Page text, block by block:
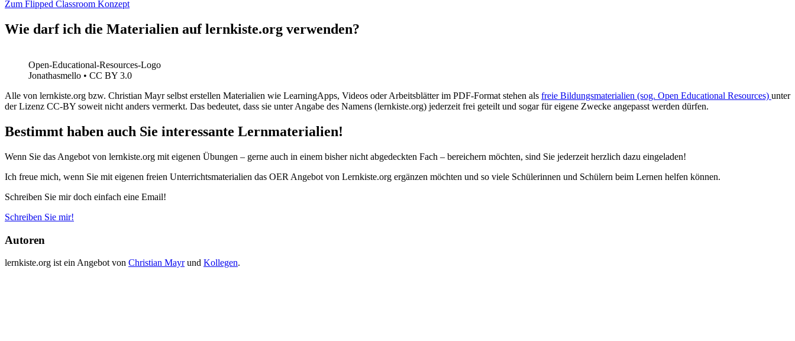
Zum Flipped Classroom Konzept
Wie darf ich die Materialien auf lernkiste.org verwenden?
Open-Educational-Resources-Logo
Jonathasmello • CC BY 3.0
Alle von lernkiste.org bzw. Christian Mayr selbst erstellen Materialien wie LearningApps, Videos oder Arbeitsblätter im PDF-Format stehen als freie Bildungsmaterialien (sog. Open Educational Resources) unter
der Lizenz CC-BY soweit nicht anders vermerkt. Das bedeutet, dass sie unter Angabe des Namens (lernkiste.org) jederzeit frei geteilt und sogar für eigene Zwecke angepasst werden dürfen.
Bestimmt haben auch Sie interessante Lernmaterialien!
Wenn Sie das Angebot von lernkiste.org mit eigenen Übungen – gerne auch in einem bisher nicht abgedeckten Fach – bereichern möchten, sind Sie jederzeit herzlich dazu eingeladen!
Ich freue mich, wenn Sie mit eigenen freien Unterrichtsmaterialien das OER Angebot von Lernkiste.org ergänzen möchten und so viele Schülerinnen und Schülern beim Lernen helfen können.
Schreiben Sie mir doch einfach eine Email!
Schreiben Sie mir!
Autoren
lernkiste.org ist ein Angebot von Christian Mayrund Kollegen.